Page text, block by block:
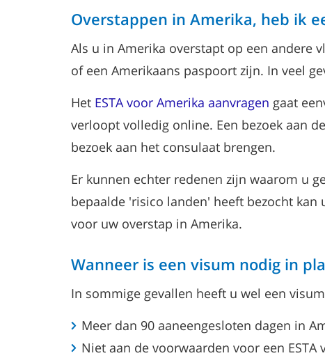
Overstappen in Amerika, heb ik
Als u in Amerika overstapt op een andere
of een Amerikaans paspoort zijn. In veel
Het ESTA voor Amerika aanvragen gaat
verloopt volledig online. Een bezoek aan
bezoek aan het consulaat brengen.
Er kunnen echter redenen zijn waarom u
bepaalde 'risico landen' heeft bezocht kan
voor uw overstap in Amerika.
Wanneer is een visum nodig in
In sommige gevallen heeft u wel een
Meer dan 90 aaneengesloten dagen in
Niet aan de voorwaarden voor een